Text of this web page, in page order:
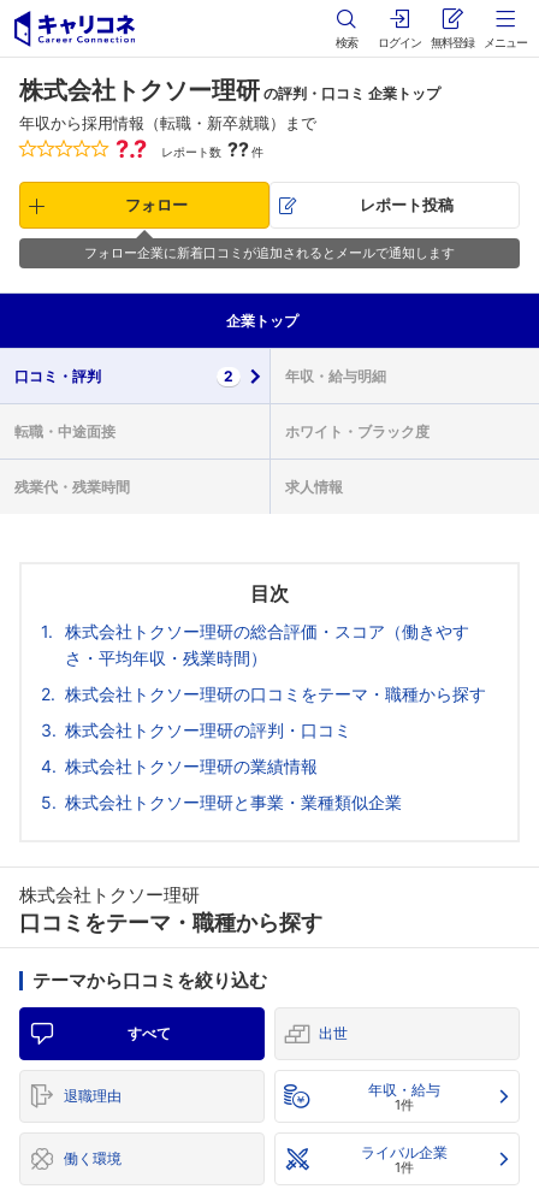
検索 ログイン 無料登録 メニュー
株式会社トクソー理研 の評判・口コミ 企業トップ
年収から採用情報（転職・新卒就職）まで
?.? レポート数 ??件
フォロー レポート投稿
フォロー企業に新着口コミが追加されるとメールで通知します
企業 トップ
口コミ・ 評判 2 年収・ 給与明細
転職・ 中途面接 ホワイト・ ブラック度
残業代・ 残業時間 求人情報
目次
株式会社トクソー理研の総合評価・スコア（働きやす
さ・平均年収・残業時間）
株式会社トクソー理研の口コミをテーマ・職種から探す
株式会社トクソー理研の評判・口コミ
株式会社トクソー理研の業績情報
株式会社トクソー理研と事業・業種類似企業
株式会社トクソー理研
口コミをテーマ・職種から探す
テーマから口コミを絞り込む
すべて 出世
退職理由 年収・給与
1件
働く環境 ライバル企業
1件